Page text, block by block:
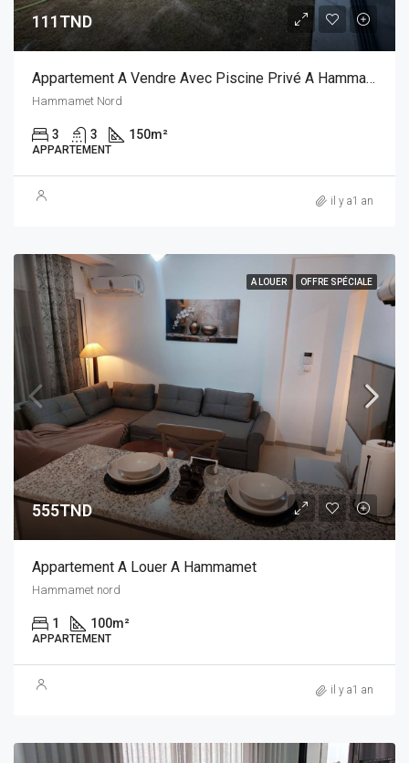
111TND
Appartement A Vendre Avec Piscine Privé A Hammamet Nord
Hammamet Nord
3 3 150m²
APPARTEMENT
il y a1 an
A LOUER OFFRE SPÉCIALE
555TND
Appartement A Louer A Hammamet
Hammamet nord
1 100m²
APPARTEMENT
il y a1 an